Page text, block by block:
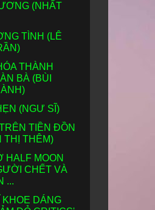
(NHẤT
TÌNH (LÊ
THÀNH
BÀ (BÙI
(NGƯ SĨ)
TIỀN ĐỒN
THỊ THÊM)
HALF MOON
CHẾT VÀ
...
KHOE DÁNG